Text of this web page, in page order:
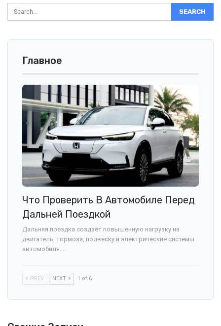
Главное
Что Проверить В Автомобиле Перед
Дальней Поездкой
Дальняя поездка создаёт повышенную нагрузку на
двигатель, тормоза, подвеску и электрические системы
автомобиля.…
PREV NEXT 1 of 6